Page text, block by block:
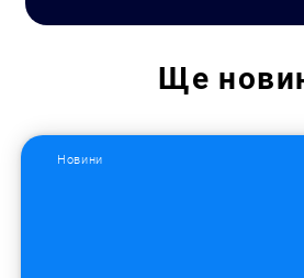
Ще
Новини